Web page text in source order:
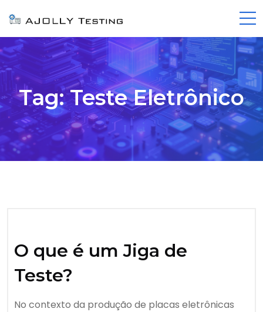
Tag:Teste Eletrônico
O que é um Jiga de
Teste?
No contexto da produção de placas eletrônicas